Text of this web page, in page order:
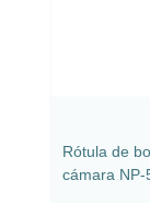
Rótula de
cámara NP-